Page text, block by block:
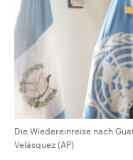
Die Wiedereinreise nach
Velásquez (AP)